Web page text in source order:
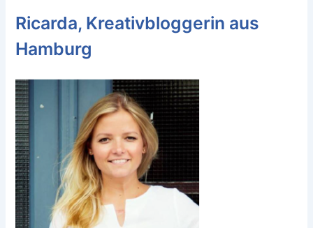
Ricarda, Kreativbloggerin aus
Hamburg